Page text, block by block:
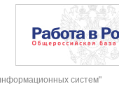
систем"